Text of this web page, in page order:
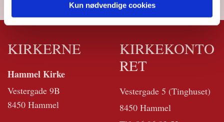
Kun nødvendige cookies
KIRKERNE
Hammel Kirke
Vestergade 9B
8450 Hammel
KIRKEKONTO
RET
Vestergade 5 (Tinghuset)
8450 Hammel